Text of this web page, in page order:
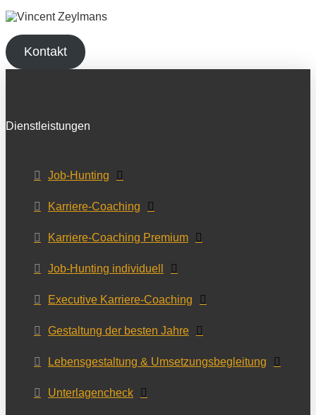
Kontakt
Dienstleistungen
Job-Hunting
Karriere-Coaching
Karriere-Coaching Premium
Job-Hunting individuell
Executive Karriere-Coaching
Gestaltung der besten Jahre
Lebensgestaltung & Umsetzungsbegleitung
Unterlagencheck